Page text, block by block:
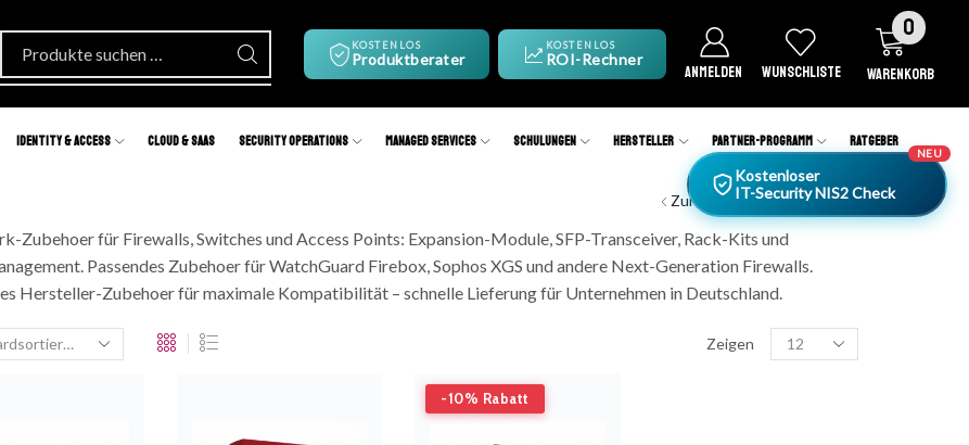
KOSTENLOS
Produktberater
KOSTENLOS
ROI-Rechner
ANMELDEN WUNSCHLISTE
0
WARENKORB
Identity & Access Cloud & SaaS Security Operations Managed Services Schulungen Hersteller Partner-Programm Ratgeber
Zurück zur vorherigen Seite
Zubehoer für Firewalls, Switches und Access Points: Expansion-Module, SFP-Transceiver, Rack-Kits und
Passendes Zubehoer für WatchGuard Firebox, Sophos XGS und andere Next-Generation Firewalls.
Hersteller-Zubehoer für maximale Kompatibilität – schnelle Lieferung für Unternehmen in Deutschland.
Zeigen
-10% Rabatt
NEU
Kostenloser
IT-Security NIS2 Check